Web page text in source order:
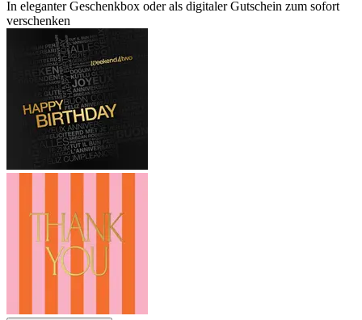
In eleganter Geschenkbox oder als digitaler Gutschein zum sofort
verschenken